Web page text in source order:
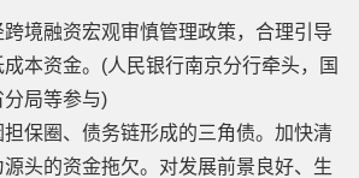
境融资宏观审慎管理政策，合理引导
本资金。(人民银行南京分行牵头，国
局等参与)
保圈、债务链形成的三角债。加快清
头的资金拖欠。对发展前景良好、生